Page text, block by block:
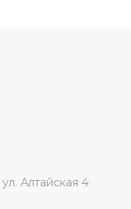
ул. Алтайская 4